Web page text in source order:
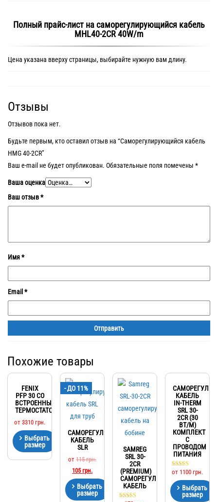
Полный прайс-лист на саморегулирующийся кабель
MHL40-2CR 40W/m
Цена указана вверху страницы, выбирайте нужную вам длину.
Отзывы
Отзывов пока нет.
Будьте первым, кто оставил отзыв на “Саморегулирующийся кабель
HMG 40-2CR”
Ваш e-mail не будет опубликован. Обязательные поля помечены *
Ваша оценка
Ваш отзыв*
Имя*
Email *
Похожие товары
FENIX
PFP 30 СО
ВСТРОЕННЫМ
ТЕРМОСТАТОМ
от3310 грн.
Выбрать
размер
- ДО 11%
САМОРЕГУЛИРУЮЩИЙСЯ
КАБЕЛЬ
SLR
от115грн.
105 грн.
Выбрать
размер
SAMREG
SRL 30-
2CR
(PREMIUM)
САМОРЕГУЛИРУЮЩИЙСЯ
КАБЕЛЬ
КАБЕЛЬ
IN-THERM
SRL 30-
2CR (30
ВТ/М)
КОМПЛЕКТ
С
ПРОВОДОМ
ПИТАНИЯ
Оценка
из 5
от 1100 грн.
Выбрать
размер